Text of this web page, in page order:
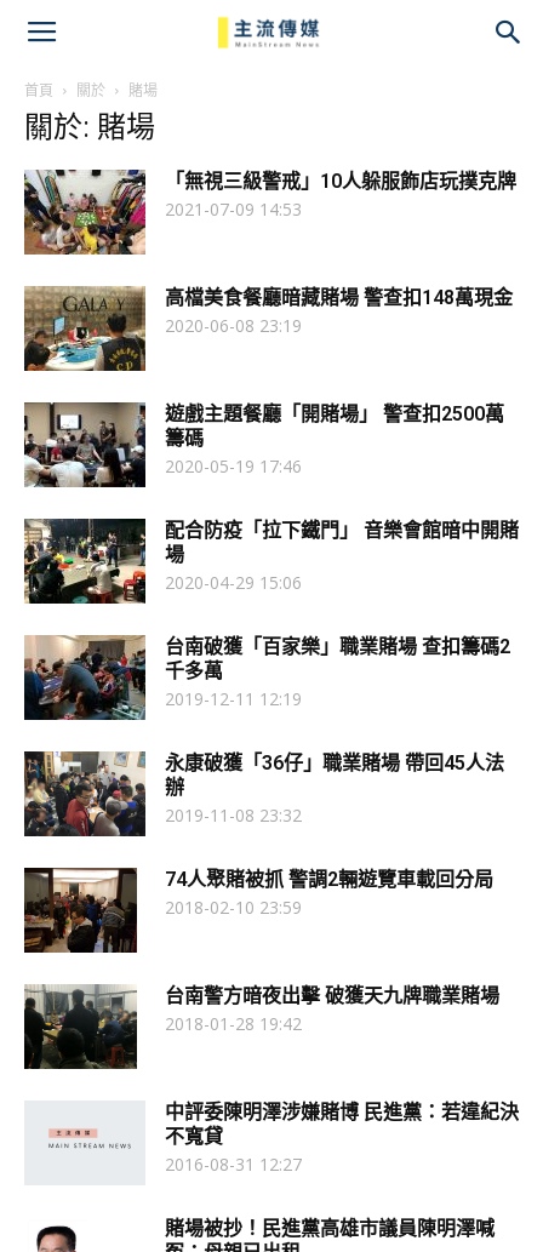
首頁 關於 賭場
關於: 賭場
「無視三級警戒」10人躲服飾店玩撲克牌
2021-07-09 14:53
高檔美食餐廳暗藏賭場 警查扣148萬現金
2020-06-08 23:19
遊戲主題餐廳「開賭場」 警查扣2500萬
籌碼
2020-05-19 17:46
配合防疫「拉下鐵門」 音樂會館暗中開賭
場
2020-04-29 15:06
台南破獲「百家樂」職業賭場 查扣籌碼2
千多萬
2019-12-11 12:19
永康破獲「36仔」職業賭場 帶回45人法
辦
2019-11-08 23:32
74人聚賭被抓 警調2輛遊覽車載回分局
2018-02-10 23:59
台南警方暗夜出擊 破獲天九牌職業賭場
2018-01-28 19:42
中評委陳明澤涉嫌賭博 民進黨：若違紀決
不寬貸
2016-08-31 12:27
賭場被抄！民進黨高雄市議員陳明澤喊